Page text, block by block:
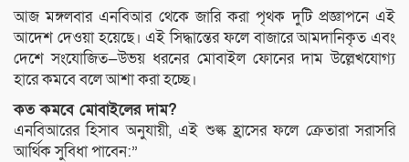
আজ মঙ্গলবার এনবিআর থেকে জারি করা পৃথক দুটি প্রজ্ঞাপনে এই
আদেশ দেওয়া হয়েছে। এই সিদ্ধান্তের ফলে বাজারে আমদানিকৃত এবং
দেশে সংযোজিত—উভয় ধরনের মোবাইল ফোনের দাম উল্লেখযোগ্য
হারে কমবে বলে আশা করা হচ্ছে।
কত কমবে মোবাইলের দাম?
এনবিআরের হিসাব অনুযায়ী, এই শুল্ক হ্রাসের ফলে ক্রেতারা সরাসরি
আর্থিক সুবিধা পাবেন:”